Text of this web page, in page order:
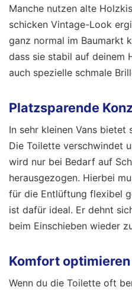
Manche nutzen alte
schicken Vintage-Look
ganz normal im Baumarkt
dass sie stabil auf deinem
auch spezielle schmale
Platzsparende
In sehr kleinen Vans bietet
Die Toilette verschwindet
wird nur bei Bedarf auf
herausgezogen. Hierbei
für die Entlüftung flexibel
ist dafür ideal. Er dehnt
beim Einschieben wieder
Komfort optimieren
Wenn du die Toilette oft